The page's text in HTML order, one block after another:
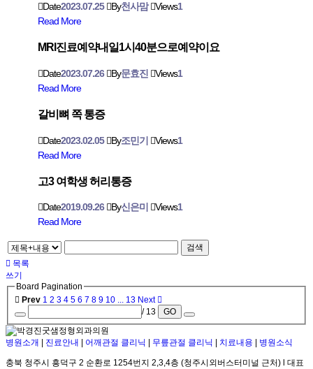
Date2023.07.25 By천사맘 Views1
Read More
MRl진료예약내일1시40분으로예약이요
Date2023.07.26 By문효진 Views1
Read More
갈비뼈 쪽 통증
Date2023.02.05 By조민기 Views1
Read More
고3 여학생 허리통증
Date2019.09.26 By신은미 Views1
Read More
검색
목록
쓰기
Board Pagination
Prev 1 2 3 4 5 6 7 8 9 10 13 Next
/ 13
GO
병원소개 진료안내 어깨관절 클리닉 무릎관절 클리닉 치료내용 병원소식
충북 청주시 흥덕구 2 순환로 1254번지 2,3,4층 (청주시외버스터미널 근처) l 대표